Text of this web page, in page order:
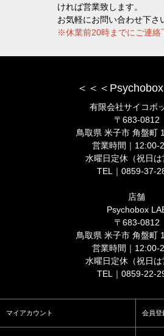
ければ営業致します。
お気軽にお問い合わせ下さ
※休業前20時までにご連絡
＜＜＜
有限会社サイコボ
〒683-0812
鳥取県 米子市 角盤町
営業時間｜12:00-
水曜日定休（祝日は
TEL｜0859-37-
店舗
Psychobox
〒683-0812
鳥取県 米子市 角盤町
営業時間｜12:00-
水曜日定休（祝日は
TEL｜0859-22-
マイアカウント 会員登